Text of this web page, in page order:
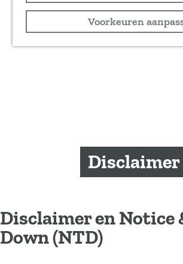
Voorkeuren
Disclaimer
Disclaimer en Notice
Down (NTD)